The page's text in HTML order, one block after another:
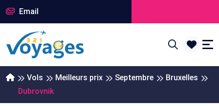
Email
Vols Meilleurs prix Septembre
Bruxelles
Dubrovnik